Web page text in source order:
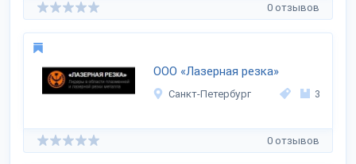
0 отзывов
ООО «Лазерная резка»
Санкт-Петербург 3
0 отзывов